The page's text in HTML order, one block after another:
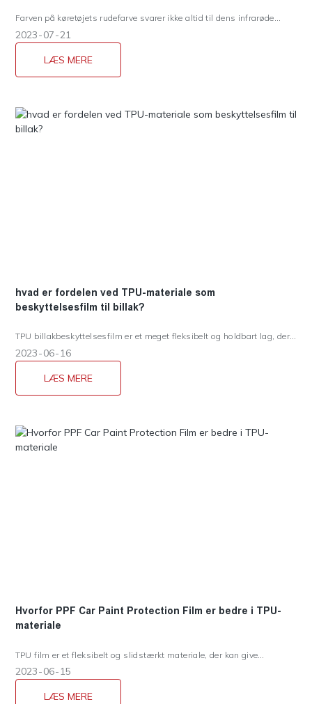
Farven på køretøjets rudefarve svarer ikke altid til dens infrarøde
blokeringshastighed. Nogle nuancer med mørke farver blokerer
muligvis ikke infrarøde stråler, mens nogle nuancer med lyse farver
kan have betydelige infrarøde blokeringshastigheder. Et bestemt
blokeringshastighed for bilfarve
2023 07 21
LÆS MERE
hvad er fordelen ved TPU-materiale som
beskyttelsesfilm til billak?
TPU billakbeskyttelsesfilm er et meget fleksibelt og holdbart lag, der
beskytter billak mod skader forårsaget af olie, fedt, svag alkali, sand,
grus, sur regn og UV-stråler. Den bevarer den originale bilfarve og
øger glansen med op til 20 %. Det trykfølsomme klæbemiddel sikrer
miljøbeskyttelse.
2023 06 16
LÆS MERE
Hvorfor PPF Car Paint Protection Film er bedre i TPU-
materiale
TPU film er et fleksibelt og slidstærkt materiale, der kan give
fremragende beskyttelse til din bils lak. Det er nemt at installere og
fjerne, TPU-film er også relativt omkostningseffektiv sammenlignet
med andre billakbeskyttelsesmuligheder, kan også forbedre
2023 06 15
LÆS MERE